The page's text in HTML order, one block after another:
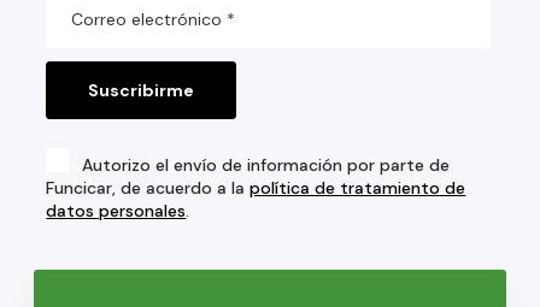
Autorizo el envío de información por parte de
Funcicar, de acuerdo a lapolítica de tratamiento de
datos personales.